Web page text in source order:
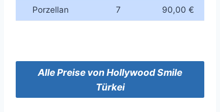
Porzellan 7 90,00 €
AllePreise von Hollywood Smile
Türkei